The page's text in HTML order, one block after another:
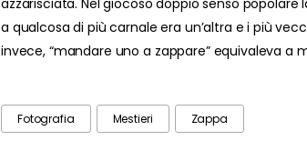
azzarisciata. Nel giocoso doppio senso popolare
a qualcosa di più carnale era un’altra e i più
invece, “mandare uno a zappare” equivaleva a
Fotografia Mestieri Zappa